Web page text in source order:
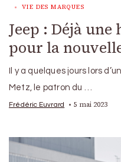
VIE DES MARQUES
Jeep : Déjà
pour la
Il y a quelques jours lors
Metz, le patron du …
Frédéric Euvrard 5 mai 2023